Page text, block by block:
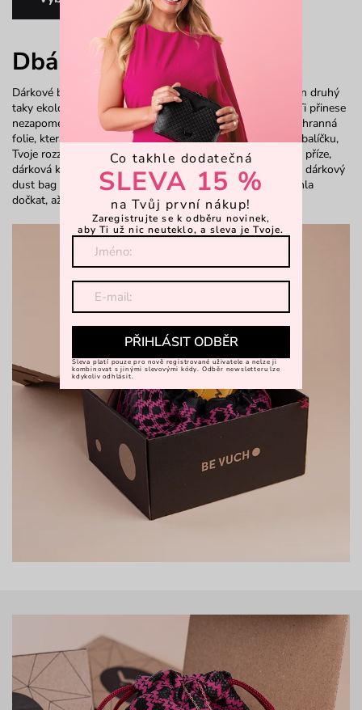
Dbáme na přírodu
Dárkové balení VUCH je poutavé na první pohled. A na ten druhý
taky ekologické! Naše (nad)standardní balení objednávek Ti přinese
nezapomenutelný zážitek: Nejprve vnější recyklovatelná ochranná
folie, která zabrání poškození balíčku. Následuje rozbalení balíčku,
Tvoje rozzářené oči, hedvábná barevná stužka z ekologické příze,
dárková krabice s parádním vizuálním designem, ochranný dárkový
dust bag a samozřejmě vysněná Vuška, která už se nemohla
dočkat, až ji rozbalíš!
Co takhle dodatečná
SLEVA 15 %
na Tvůj první nákup!
Zaregistrujte se k odběru novinek,
aby Ti už nic neuteklo, a sleva je Tvoje.
PŘIHLÁSIT ODBĚR
Sleva platí pouze pro nově registrované uživatele a nelze ji
kombinovat s jinými slevovými kódy. Odběr newsletteru lze
kdykoliv odhlásit.